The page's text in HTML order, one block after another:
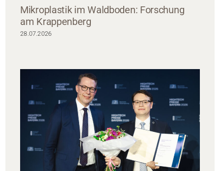
Mikroplastik im Waldboden: Forschung
am Krappenberg
28.07.2026